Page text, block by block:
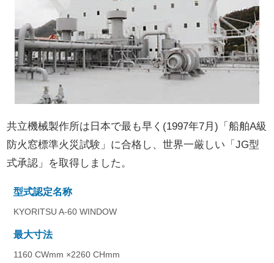
共立機械製作所は日本で最も早く(1997年7月)「船舶A級
防火窓標準火災試験」に合格し、世界一厳しい「JG型
式承認」を取得しました。
型式認定名称
KYORITSU A-60 WINDOW
最大寸法
1160 CWmm ×2260 CHmm